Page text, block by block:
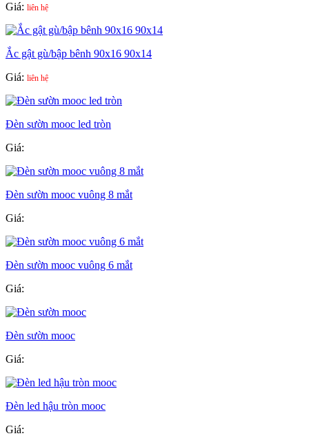
Giá: liên hệ
Ắc gật gù/bập bênh 90x16 90x14
Giá: liên hệ
Đèn sườn mooc led tròn
Giá:
Đèn sườn mooc vuông 8 mắt
Giá:
Đèn sườn mooc vuông 6 mắt
Giá:
Đèn sườn mooc
Giá:
Đèn led hậu tròn mooc
Giá: